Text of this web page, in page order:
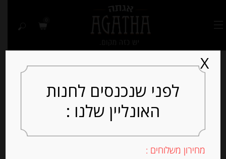
לפני שנכנסים לחנות
האונליין שלנו :
מחירון משלוחים :
X